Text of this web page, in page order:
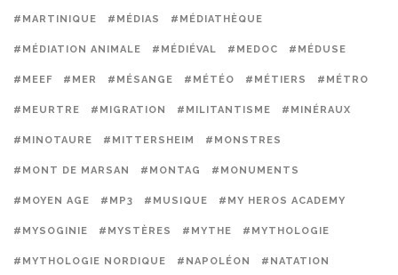
#MARTINIQUE #MÉDIAS #MÉDIATHÈQUE
#MÉDIATION ANIMALE #MÉDIÉVAL #MEDOC #MÉDUSE
#MEEF #MER #MÉSANGE #MÉTÉO #MÉTIERS #MÉTRO
#MEURTRE #MIGRATION #MILITANTISME #MINÉRAUX
#MINOTAURE #MITTERSHEIM #MONSTRES
#MONT DE MARSAN #MONTAG #MONUMENTS
#MOYEN AGE #MP3 #MUSIQUE #MY HEROS ACADEMY
#MYSOGINIE #MYSTÈRES #MYTHE #MYTHOLOGIE
#MYTHOLOGIE NORDIQUE #NAPOLÉON #NATATION